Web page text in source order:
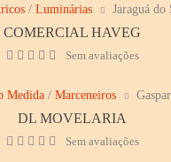
/ Luminárias Jaraguá
COMERCIAL HAVEG
Sem avaliações
Medida/ Marceneiros
DL MOVELARIA
Sem avaliações